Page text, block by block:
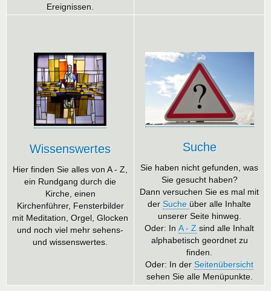
Ereignissen.
Wissenswertes
Hier finden Sie alles von A - Z,
ein Rundgang durch die
Kirche, einen
Kirchenführer, Fensterbilder
mit Meditation, Orgel, Glocken
und noch viel mehr sehens-
und wissenswertes.
Suche
Sie haben nicht gefunden, was
Sie gesucht haben?
Dann versuchen Sie es mal mit
der Suche über alle Inhalte
unserer Seite hinweg.
Oder: In A - Z sind alle Inhalt
alphabetisch geordnet zu
finden.
Oder: In der Seitenübersicht
sehen Sie alle Menüpunkte.